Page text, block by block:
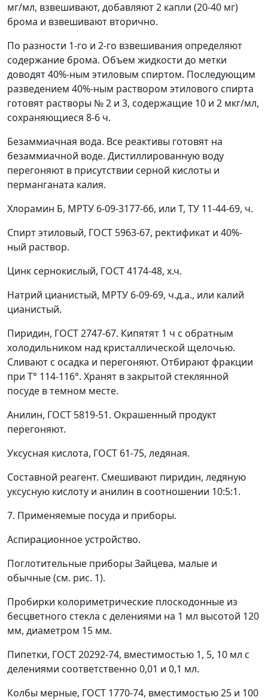
мг/мл, взвешивают, добавляют 2 капли (20-40 мг)
брома и взвешивают вторично.
По разности 1-го и 2-го взвешивания определяют
содержание брома. Объем жидкости до метки
доводят 40%-ным этиловым спиртом. Последующим
разведением 40%-ным раствором этилового спирта
готовят растворы № 2 и 3, содержащие 10 и 2 мкг/мл,
сохраняющиеся 8-6 ч.
Безаммиачная вода. Все реактивы готовят на
безаммиачной воде. Дистиллированную воду
перегоняют в присутствии серной кислоты и
перманганата калия.
Хлорамин Б, МРТУ 6-09-3177-66, или Т, ТУ 11-44-69, ч.
Спирт этиловый, ГОСТ 5963-67, ректификат и 40%-
ный раствор.
Цинк сернокислый, ГОСТ 4174-48, х.ч.
Натрий цианистый, МРТУ 6-09-69, ч.д.а., или калий
цианистый.
Пиридин, ГОСТ 2747-67. Кипятят 1 ч с обратным
холодильником над кристаллической щелочью.
Сливают с осадка и перегоняют. Отбирают фракции
при Т° 114-116°. Хранят в закрытой стеклянной
посуде в темном месте.
Анилин, ГОСТ 5819-51. Окрашенный продукт
перегоняют.
Уксусная кислота, ГОСТ 61-75, ледяная.
Составной реагент. Смешивают пиридин, ледяную
уксусную кислоту и анилин в соотношении 10:5:1.
7. Применяемые посуда и приборы.
Аспирационное устройство.
Поглотительные приборы Зайцева, малые и
обычные (см. рис. 1).
Пробирки колориметрические плоскодонные из
бесцветного стекла с делениями на 1 мл высотой 120
мм, диаметром 15 мм.
Пипетки, ГОСТ 20292-74, вместимостью 1, 5, 10 мл с
делениями соответственно 0,01 и 0,1 мл.
Колбы мерные, ГОСТ 1770-74, вместимостью 25 и 100